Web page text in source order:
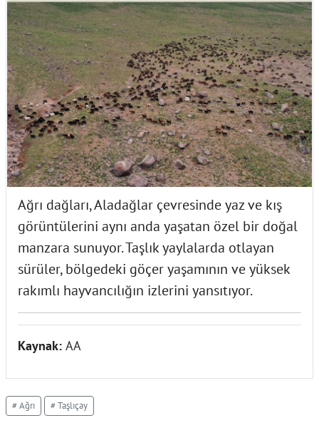
Ağrı dağları, Aladağlar çevresinde yaz ve kış
görüntülerini aynı anda yaşatan özel bir doğal
manzara sunuyor. Taşlık yaylalarda otlayan
sürüler, bölgedeki göçer yaşamının ve yüksek
rakımlı hayvancılığın izlerini yansıtıyor.
Kaynak: AA
# Ağrı # Taşlıçay